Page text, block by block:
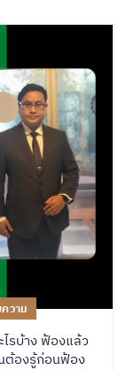
วาม
รบ้าง ฟ้องแล้ว
ต้องรู้ก่อนฟ้อง